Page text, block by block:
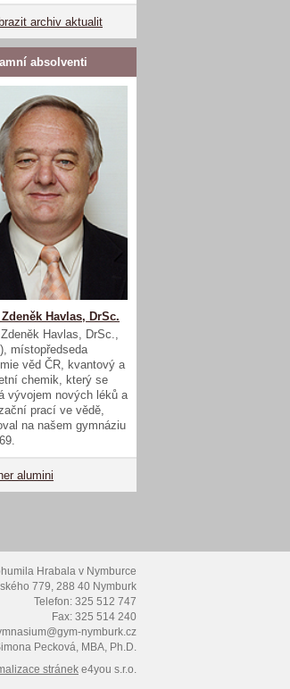
archiv aktualit
absolventi
Zdeněk Havlas, DrSc.
Havlas, DrSc.,
místopředseda
věd ČR, kvantový a
chemik, který se
vývojem nových léků a
prací ve vědě,
na našem gymnáziu
alumini
Hrabala v Nymburce
779, 288 40 Nymburk
Telefon: 325 512 747
Fax: 325 514 240
nymburk.cz
Pecková, MBA, Ph.D.
stránek e4you s.r.o.